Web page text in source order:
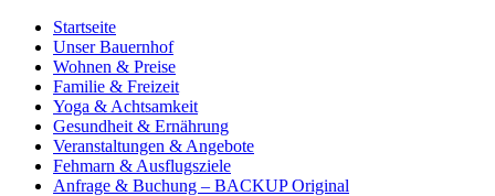
Startseite
Unser Bauernhof
Wohnen & Preise
Familie & Freizeit
Yoga & Achtsamkeit
Gesundheit & Ernährung
Veranstaltungen & Angebote
Fehmarn & Ausflugsziele
Anfrage & Buchung – BACKUP Original